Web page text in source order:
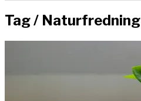
Tag / Naturfredning